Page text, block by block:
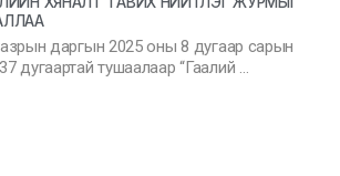
даргын 2025 оны 8 дугаар сарын
дугаартай тушаалаар “Гаалий …